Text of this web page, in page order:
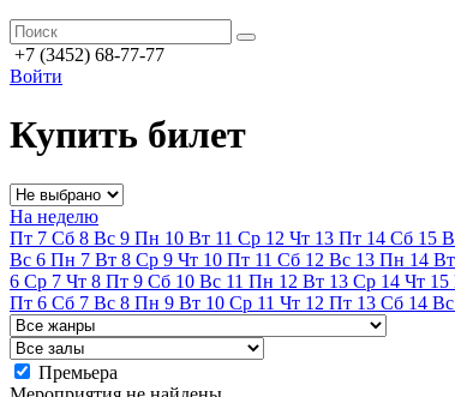
+7 (3452) 68-77-77
Войти
Купить билет
На неделю
Пт 7 Сб 8 Вс 9 Пн 10 Вт 11 Ср 12 Чт 13 Пт 14 Сб 15
Вс 6 Пн 7 Вт 8 Ср 9 Чт 10 Пт 11 Сб 12 Вс 13 Пн 14 Вт
6 Ср 7 Чт 8 Пт 9 Сб 10 Вс 11 Пн 12 Вт 13 Ср 14 Чт 15
Пт 6 Сб 7 Вс 8 Пн 9 Вт 10 Ср 11 Чт 12 Пт 13 Сб 14 Вс
Премьера